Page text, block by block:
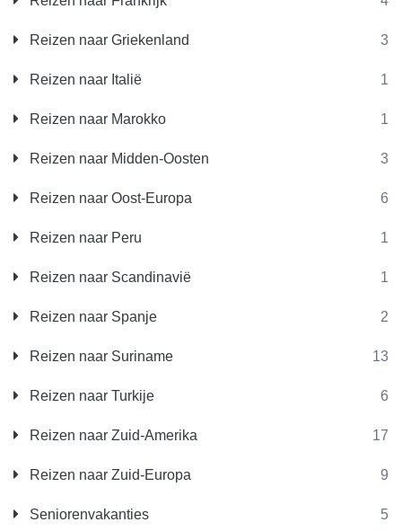
Reizen naar Griekenland 3
Reizen naar Italië 1
Reizen naar Marokko 1
Reizen naar Midden-Oosten 3
Reizen naar Oost-Europa 6
Reizen naar Peru 1
Reizen naar Scandinavië 1
Reizen naar Spanje 2
Reizen naar Suriname 13
Reizen naar Turkije 6
Reizen naar Zuid-Amerika 17
Reizen naar Zuid-Europa 9
Seniorenvakanties 5